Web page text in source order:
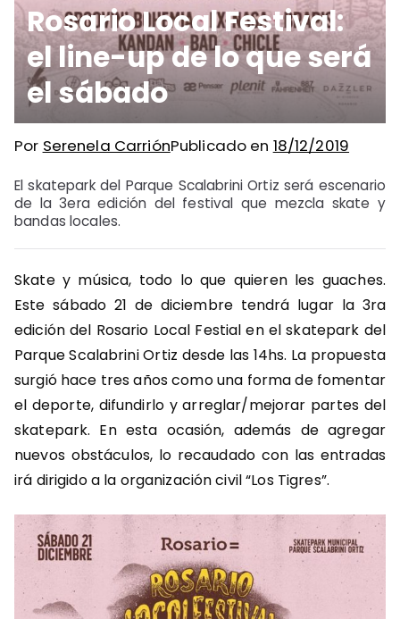
Rosario Local Festival:
el line-up de lo que será
el sábado
Por Serenela CarriónPublicado en 18/12/2019
El skatepark del Parque Scalabrini Ortiz será escenario
de la 3era edición del festival que mezcla skate y
bandas locales.
Skate y música, todo lo que quieren les guaches.
Este sábado 21 de diciembre tendrá lugar la 3ra
edición del Rosario Local Festial en el skatepark del
Parque Scalabrini Ortiz desde las 14hs. La propuesta
surgió hace tres años como una forma de fomentar
el deporte, difundirlo y arreglar/mejorar partes del
skatepark. En esta ocasión, además de agregar
nuevos obstáculos, lo recaudado con las entradas
irá dirigido a la organización civil “Los Tigres”.